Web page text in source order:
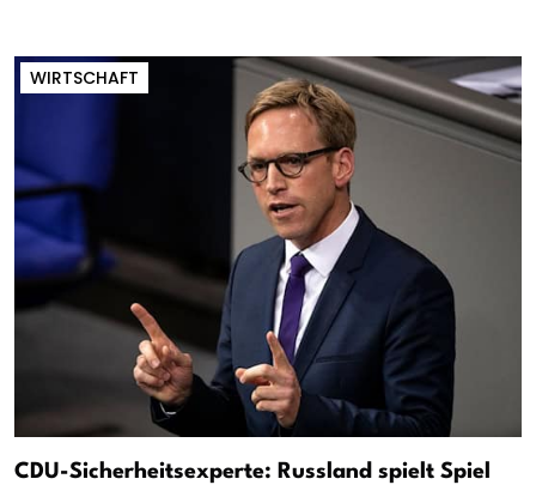
WIRTSCHAFT
CDU-Sicherheitsexperte: Russland spielt Spiel